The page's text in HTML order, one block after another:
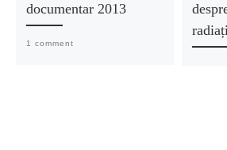
documentar 2013
1 comment